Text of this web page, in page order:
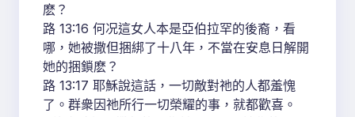
麽？
路 13:16 何况這女人本是亞伯拉罕的後裔，看
哪，她被撒但捆綁了十八年，不當在安息日解開
她的捆鎖麽？
路 13:17 耶穌說這話，一切敵對祂的人都羞愧
了。群衆因祂所行一切榮耀的事，就都歡喜。